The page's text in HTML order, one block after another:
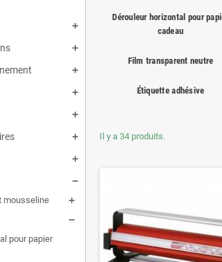
mousseline
pour papier
Dérouleur horizontal pour
cadeau
Film transparent neutre
Étiquette adhésive
Il y a 34 produits.